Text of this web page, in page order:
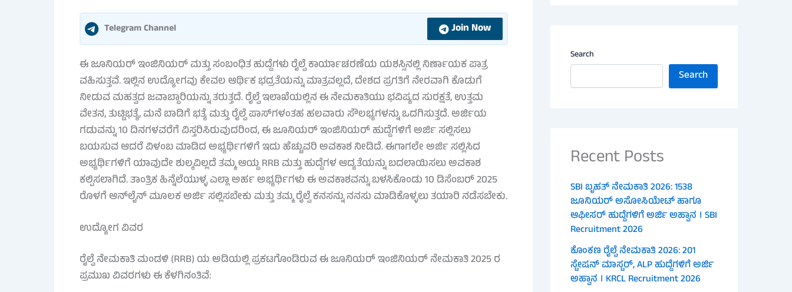
Telegram Channel Join Now
ಈ ಜೂನಿಯರ್ ಇಂಜಿನಿಯರ್ ಮತ್ತು ಸಂಬಂಧಿತ ಹುದ್ದೆಗಳು ರೈಲ್ವೆ ಕಾರ್ಯಾಚರಣೆಯ ಯಶಸ್ಸಿನಲ್ಲಿ ನಿರ್ಣಾಯಕ ಪಾತ್ರ
ವಹಿಸುತ್ತವೆ. ಇಲ್ಲಿನ ಉದ್ಯೋಗವು ಕೇವಲ ಆರ್ಥಿಕ ಭದ್ರತೆಯನ್ನು ಮಾತ್ರವಲ್ಲದೆ, ದೇಶದ ಪ್ರಗತಿಗೆ ನೇರವಾಗಿ ಕೊಡುಗೆ
ನೀಡುವ ಮಹತ್ವದ ಜವಾಬ್ದಾರಿಯನ್ನು ತರುತ್ತದೆ. ರೈಲ್ವೆ ಇಲಾಖೆಯಲ್ಲಿನ ಈ ನೇಮಕಾತಿಯು ಭವಿಷ್ಯದ ಸುರಕ್ಷತೆ, ಉತ್ತಮ
ವೇತನ, ತುಟ್ಟಿಭತ್ಯೆ, ಮನೆ ಬಾಡಿಗೆ ಭತ್ಯೆ ಮತ್ತು ರೈಲ್ವೆ ಪಾಸ್‌ಗಳಂತಹ ಹಲವಾರು ಸೌಲಭ್ಯಗಳನ್ನು ಒದಗಿಸುತ್ತದೆ. ಅರ್ಜಿಯ
ಗಡುವನ್ನು 10 ದಿನಗಳವರೆಗೆ ವಿಸ್ತರಿಸಿರುವುದರಿಂದ, ಈ ಜೂನಿಯರ್ ಇಂಜಿನಿಯರ್ ಹುದ್ದೆಗಳಿಗೆ ಅರ್ಜಿ ಸಲ್ಲಿಸಲು
ಬಯಸುವ ಆದರೆ ವಿಳಂಬ ಮಾಡಿದ ಅಭ್ಯರ್ಥಿಗಳಿಗೆ ಇದು ಹೆಚ್ಚುವರಿ ಅವಕಾಶ ನೀಡಿದೆ. ಈಗಾಗಲೇ ಅರ್ಜಿ ಸಲ್ಲಿಸಿದ
ಅಭ್ಯರ್ಥಿಗಳಿಗೆ ಯಾವುದೇ ಶುಲ್ಕವಿಲ್ಲದೆ ತಮ್ಮ ಆಯ್ದ RRB ಮತ್ತು ಹುದ್ದೆಗಳ ಆದ್ಯತೆಯನ್ನು ಬದಲಾಯಿಸಲು ಅವಕಾಶ
ಕಲ್ಪಿಸಲಾಗಿದೆ. ತಾಂತ್ರಿಕ ಹಿನ್ನೆಲೆಯುಳ್ಳ ಎಲ್ಲಾ ಅರ್ಹ ಅಭ್ಯರ್ಥಿಗಳು ಈ ಅವಕಾಶವನ್ನು ಬಳಸಿಕೊಂಡು 10 ಡಿಸೆಂಬರ್ 2025
ರೊಳಗೆ ಆನ್‌ಲೈನ್ ಮೂಲಕ ಅರ್ಜಿ ಸಲ್ಲಿಸಬೇಕು ಮತ್ತು ತಮ್ಮ ರೈಲ್ವೆ ಕನಸನ್ನು ನನಸು ಮಾಡಿಕೊಳ್ಳಲು ತಯಾರಿ ನಡೆಸಬೇಕು.
ಉದ್ಯೋಗ ವಿವರ
ರೈಲ್ವೆ ನೇಮಕಾತಿ ಮಂಡಳಿ (RRB) ಯ ಅಡಿಯಲ್ಲಿ ಪ್ರಕಟಗೊಂಡಿರುವ ಈ ಜೂನಿಯರ್ ಇಂಜಿನಿಯರ್ ನೇಮಕಾತಿ 2025 ರ
ಪ್ರಮುಖ ವಿವರಗಳು ಈ ಕೆಳಗಿನಂತಿವೆ:
Search
Search
Recent Posts
SBI ಬೃಹತ್ ನೇಮಕಾತಿ 2026: 1538
ಜೂನಿಯರ್ ಅಸೋಸಿಯೇಟ್ ಹಾಗೂ
ಆಫೀಸರ್ ಹುದ್ದೆಗಳಿಗೆ ಅರ್ಜಿ ಅಹ್ವಾನ । SBI
Recruitment 2026
ಕೊಂಕಣ ರೈಲ್ವೆ ನೇಮಕಾತಿ 2026: 201
ಸ್ಟೇಷನ್ ಮಾಸ್ಟರ್, ALP ಹುದ್ದೆಗಳಿಗೆ ಅರ್ಜಿ
ಅಹ್ವಾನ । KRCL Recruitment 2026